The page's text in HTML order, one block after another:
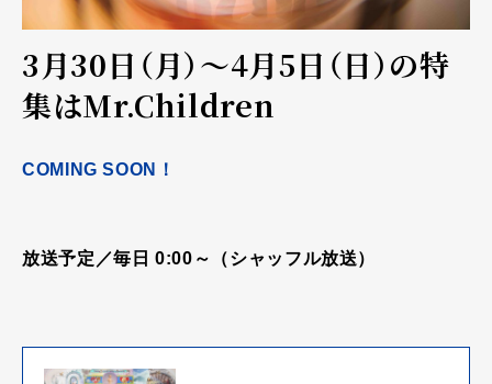
3月30日（月）～4月5日（日）の特
集はMr.Children
COMING SOON！
放送予定／毎日 0:00～（シャッフル放送）